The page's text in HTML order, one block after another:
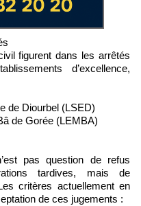
figurent dans les arrêtés
d’excellence,
de Diourbel (LSED)
de Gorée (LEMBA)
pas question de refus
tardives, mais de
critères actuellement en
de ces jugements :